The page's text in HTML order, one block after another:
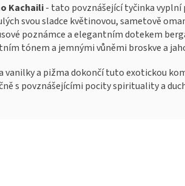
Kachaili- tato povznášející tyčinka
svou sladce květinovou, sametově
poznámce a elegantním dotekem
tónem a jemnými vůněmi broskve a
vanilky a pižma dokončí tuto exotickou
s povznášejícími pocity spirituality a